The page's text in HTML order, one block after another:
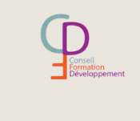
contenu